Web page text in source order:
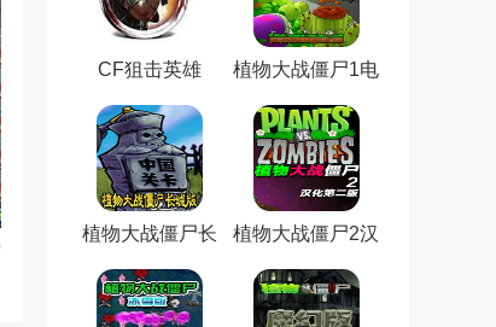
跑跑卡丁车官方竞速版正式版
v1.32.2 官方最新版
iphone赛车游戏 / 4.10G /9.0
CF狙击英雄
植物大战僵尸1电
植物大战僵尸长
植物大战僵尸2汉